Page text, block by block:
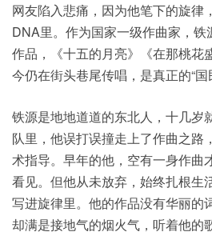
网友陷入悲痛，因为他笔下的旋律
DNA里。作为国家一级作曲家，
作品，《十五的月亮》《在那桃花
今仍在街头巷尾传唱，是真正的“国
铁源是地地道道的东北人，十几岁
队里，他误打误撞走上了作曲之路
术指导。早年的他，空有一身作曲
看见。但他从未放弃，始终扎根生
写进旋律里。他的作品没有华丽的
却满是接地气的烟火气，听着他的